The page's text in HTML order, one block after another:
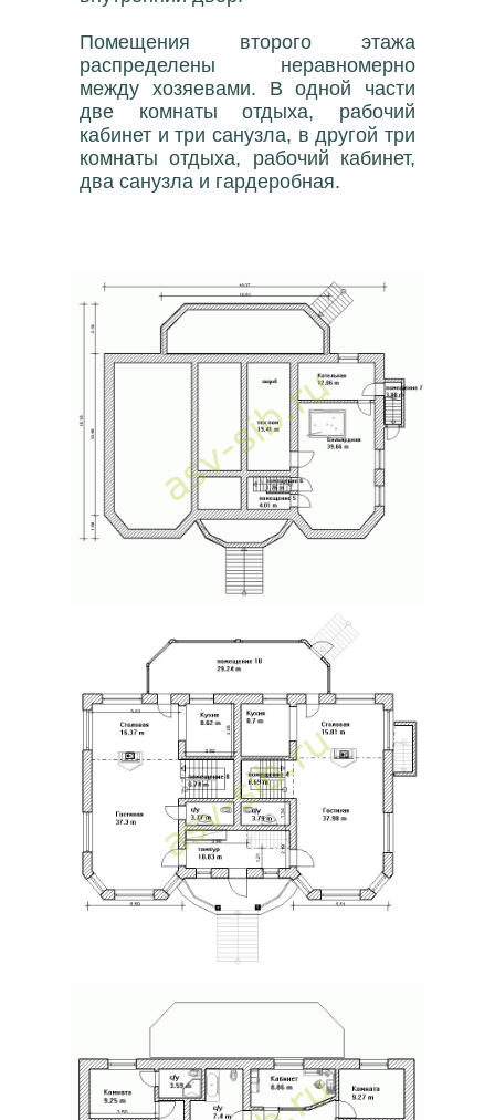
Помещения второго этажа
распределены неравномерно
между хозяевами. В одной части
две комнаты отдыха, рабочий
кабинет и три санузла, в другой три
комнаты отдыха, рабочий кабинет,
два санузла и гардеробная.